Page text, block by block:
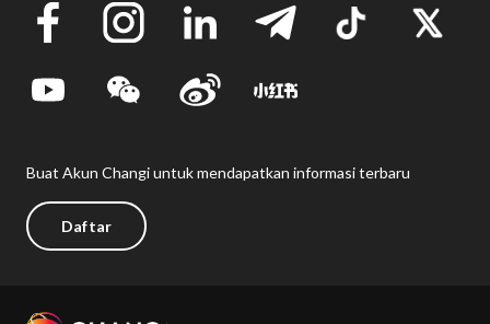
Buat Akun Changi untuk mendapatkan informasi terbaru
Daftar